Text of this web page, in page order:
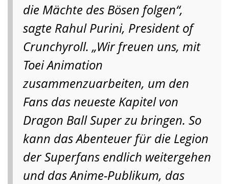
die Mächte des Bösen folgen“,
sagte Rahul Purini, President of
Crunchyroll. „Wir freuen uns, mit
Toei Animation
zusammenzuarbeiten, um den
Fans das neueste Kapitel von
Dragon Ball Super zu bringen. So
kann das Abenteuer für die Legion
der Superfans endlich weitergehen
und das Anime-Publikum, das